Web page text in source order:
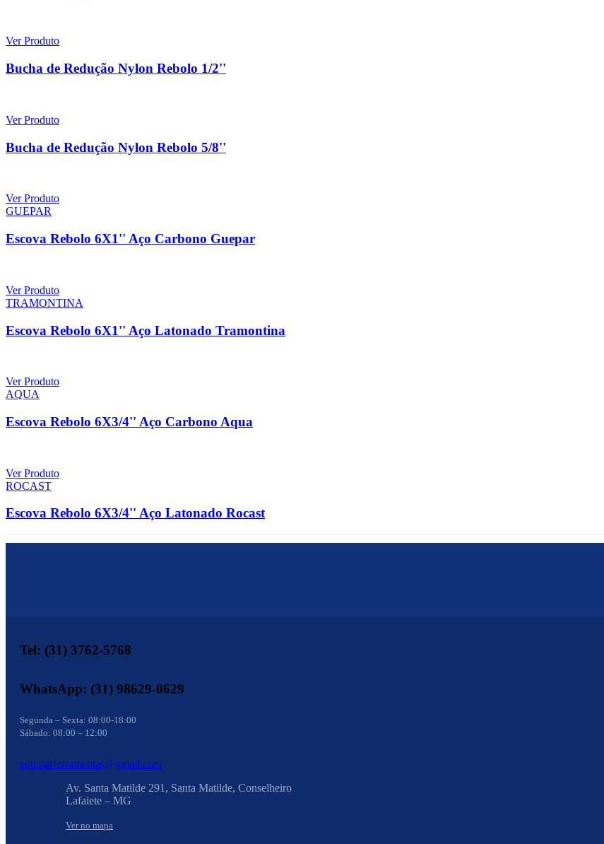
Ver Produto
Bucha de Redução Nylon Rebolo 1/2''
Ver Produto
Bucha de Redução Nylon Rebolo 5/8''
Ver Produto
GUEPAR
Escova Rebolo 6X1'' Aço Carbono Guepar
Ver Produto
TRAMONTINA
Escova Rebolo 6X1'' Aço Latonado Tramontina
Ver Produto
AQUA
Escova Rebolo 6X3/4'' Aço Carbono Aqua
Ver Produto
ROCAST
Escova Rebolo 6X3/4'' Aço Latonado Rocast
Tel: (31) 3762-5768
WhatsApp: (31) 98629-0629
Segunda – Sexta: 08:00-18:00
Sábado: 08:00 – 12:00
equiparferramentas@gmail.com
Av. Santa Matilde 291, Santa Matilde, Conselheiro
Lafaiete – MG
Ver no mapa